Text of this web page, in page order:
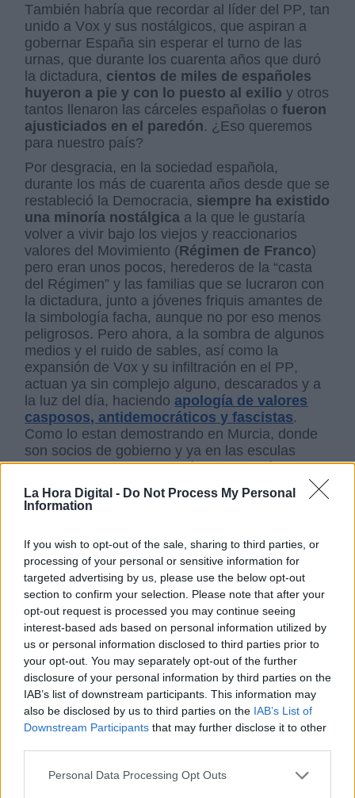
La Hora Digital - Do Not Process My Personal
Information
If you wish to opt-out of the sale, sharing to third parties, or
processing of your personal or sensitive information for
targeted advertising by us, please use the below opt-out
section to confirm your selection. Please note that after your
opt-out request is processed you may continue seeing
interest-based ads based on personal information utilized by
us or personal information disclosed to third parties prior to
your opt-out. You may separately opt-out of the further
disclosure of your personal information by third parties on the
IAB’s list of downstream participants. This information may
also be disclosed by us to third parties on the IAB’s List of
Downstream Participants that may further disclose it to other
Personal Data Processing Opt Outs
También habría que recordar al líder del PP, tan
unido a Vox y sus nostálgicos, que aspiran a
gobernar España sin esperar el turno de las
urnas, que durante los cuarenta años que duró
la dictadura, cientos de miles de españoles
huyeron a pie y con lo puesto al exilio y otros
tantos llenaron las cárceles españolas ofueron
ajusticiados en el paredón. ¿Eso queremos
para nuestro país?
Por desgracia, en la sociedad española,
durante los más de cuarenta años desde que se
restableció la Democracia, siempre ha existido
una minoría nostálgica a la que le gustaría
volver a vivir bajo los viejos y reaccionarios
valores del Movimiento (Régimen de Franco)
pero eran unos pocos, herederos de la “casta
del Régimen” y las familias que se lucraron con
la dictadura, junto a jóvenes friquis amantes de
la simbología facha, aunque no por eso menos
peligrosos. Pero ahora, a la sombra de algunos
medios y el ruido de sables, así como la
expansión de Vox y su infiltración en el PP,
actuan ya sin complejo alguno, descarados y a
la luz del día, haciendoapología de valores
casposos, antidemocráticos y fascistas.
Como lo estan demostrando en Murcia, donde
son socios de gobierno y ya en las esculas
empiezan con la simbología de otros régimenes
Himno de España, bandera y
fotos del rey para "mejorar" la
educación de los niños y
niñas de Murcia
Por Paula Rojas
viernes, 28 de mayo de 2021
Las viejas fortunas de las élites del Régimen y